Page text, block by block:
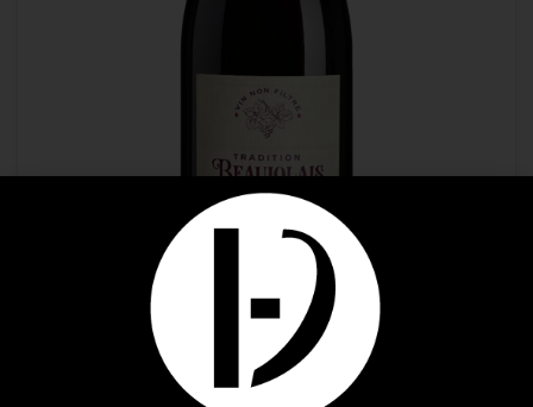
_ Nouveautés _,
Beaujolais Nouveau Tradition Jean Loron